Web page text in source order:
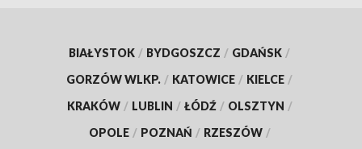
BIAŁYSTOK / BYDGOSZCZ / GDAŃSK /
GORZÓW WLKP. / KATOWICE / KIELCE /
KRAKÓW / LUBLIN / ŁÓDŹ / OLSZTYN /
OPOLE / POZNAŃ / RZESZÓW /